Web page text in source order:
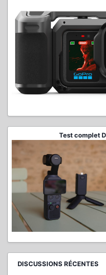
Test complet
DISCUSSIONS RÉCENTES